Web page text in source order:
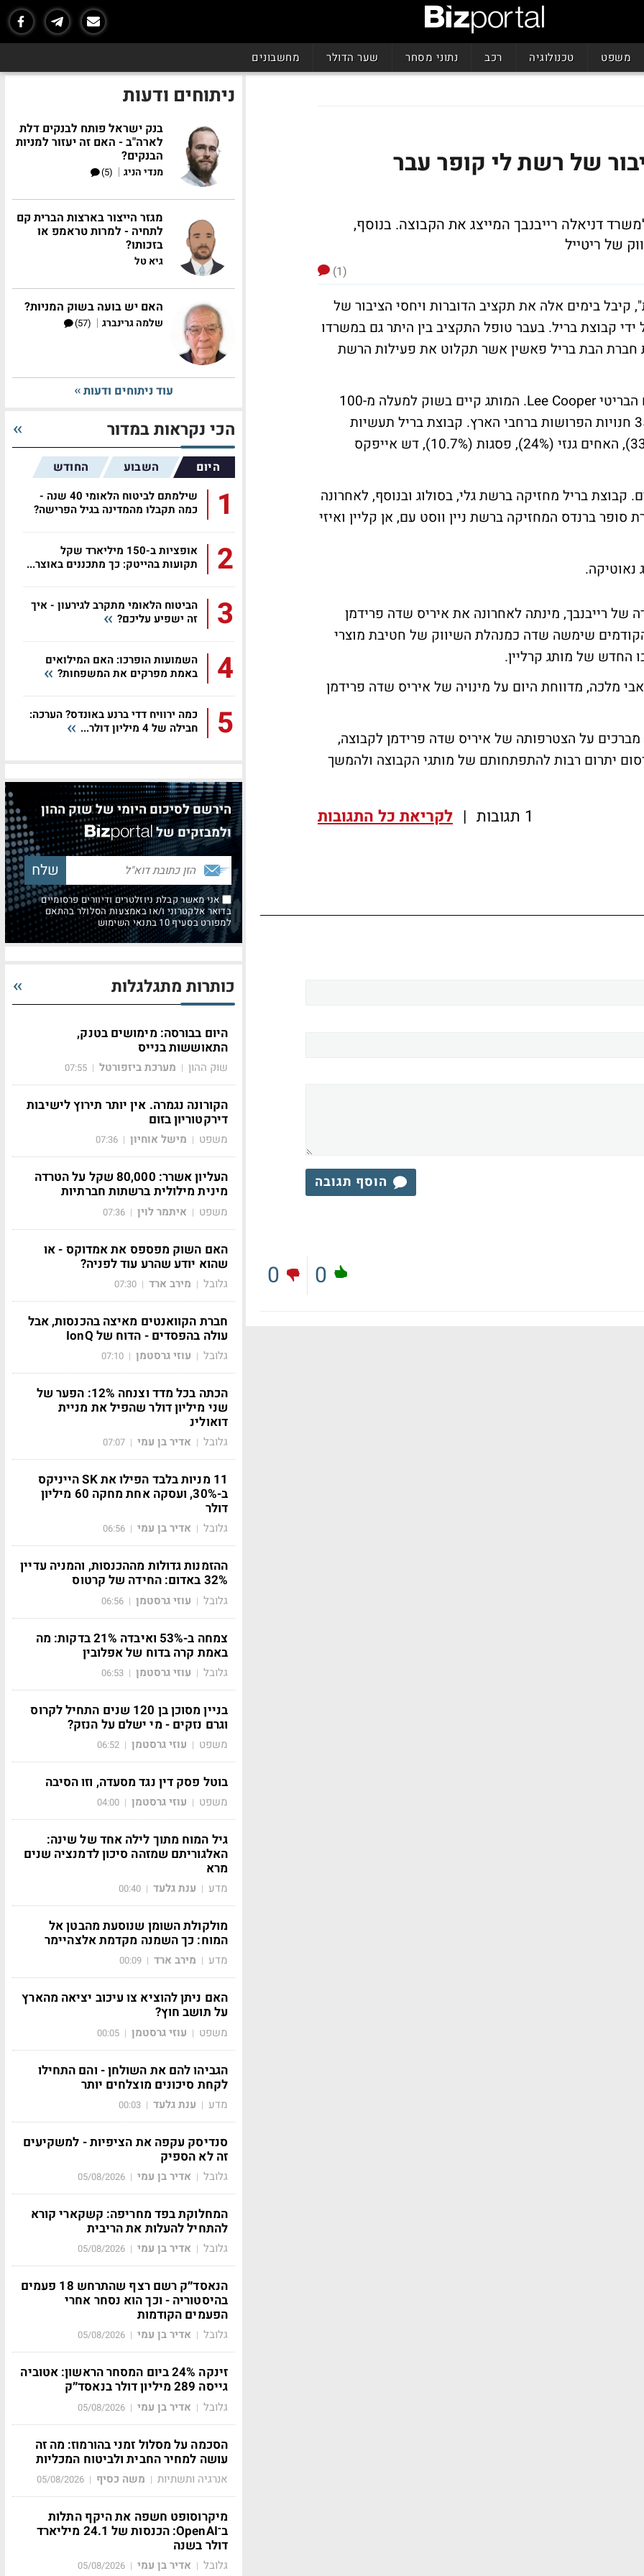
משפט טכנולוגיה רכב נתוני מסחר שער הדולר מחשבונים
של רשת לי קופר עבר
דניאלה רייבנבך המייצג את הקבוצה. בנוסף,
של ריטייל
(1)
קיבל בימים אלה את תקציב הדוברות ויחסי הציבור של
קבוצת בריל. בעבר טופל התקציב בין היתר גם במשרדו
חברת הבת בריל פאשין אשר תקלוט את פעילות הרשת
חברת "בריל פאשין" תחזיק את מותג הג'ינסים הבריטי Lee Cooper. המותג קיים בשוק למעלה מ-100
שנה ובישראל הוא קיים כבר 15 שנה וכולל 35 חנויות הפרושות ברחבי הארץ. קבוצת בריל תעשיות
נעליים הינה בבעלות משפחת בוסקילה (33.2%), האחים גנזי (24%), פסגות (10.7%), דש אייפקס
בריל מחזיקה ברשת גלי, בסולוג ובנוסף, לאחרונה
חברת סופר ברנדס המחזיקה ברשת ניין ווסט עם, אן קליין ואיזי
של רייבנבך, מינתה לאחרונה את איריס שדה פרידמן
שימשה שדה כמנהלת השיווק של חטיבת מוצרי
החדש של מותג קרליין.
מלכה, מדווחת היום על מינויה של איריס שדה פרידמן
מברכים על הצטרפותה של איריס שדה פרידמן לקבוצה,
יתרום רבות להתפתחותם של מותגי הקבוצה ולהמשך
1 תגובות | לקריאת כל התגובות
הוסף תגובה
0
0
ניתוחים ודעות
בנק ישראל פותח לבנקים דלת
לארה"ב - האם זה יעזור למניות
הבנקים?
מנדי הניג |
(5)
מגזר הייצור בארצות הברית קם
לתחיה - למרות טראמפ או
בזכותו?
גיא טל
האם יש בועה בשוק המניות?
שלמה גרינברג |
(57)
עוד ניתוחים ודעות
הכי נקראות במדור
היום השבוע החודש
1
שילמתם לביטוח הלאומי 40 שנה -
כמה תקבלו מהמדינה בגיל הפרישה?
2
אופציות ב-150 מיליארד שקל
תקועות בהייטק: כך מתכננים באוצר...
3
הביטוח הלאומי מתקרב לגירעון - איך
זה ישפיע עליכם?
4
השמועות הופרכו: האם המילואים
באמת מפרקים את המשפחות?
5
כמה ירוויח דדי ברנע באונדס? הערכה:
חבילה של 4 מיליון דולר...
הירשם לסיכום היומי של שוק ההון
ולמבזקים של
אני מאשר קבלת ניוזלטרים ודיוורים פרסומיים
בדואר אלקטרוני ו/או באמצעות הסלולר בהתאם
למפורט בסעיף 10 בתנאי השימוש
כותרות מתגלגלות
היום בבורסה: מימושים בטנק,
התאוששות בנייס
שוק ההון | מערכת ביזפורטל |
07:55
הקורונה נגמרה. אין יותר תירוץ לישיבות
דירקטוריון בזום
משפט | מישל אוחיון |
07:36
העליון אשרר: 80,000 שקל על הטרדה
מינית מילולית ברשתות חברתיות
משפט | איתמר לוין |
07:36
האם השוק מפספס את אמדוקס - או
שהוא יודע שהרע עוד לפניה?
גלובל | מירב ארד |
07:30
חברת הקוואנטים מאיצה בהכנסות, אבל
עולה בהפסדים - הדוח של IonQ
גלובל | עוזי גרסטמן |
07:10
הכתה בכל מדד וצנחה 12%: הפער של
שני מיליון דולר שהפיל את מניית
דואולינ
גלובל | אדיר בן עמי |
07:07
11 מניות בלבד הפילו את SK הייניקס
ב-30%, ועסקה אחת מחקה 60 מיליון
דולר
גלובל | אדיר בן עמי |
06:56
ההזמנות גדולות מההכנסות, והמניה עדיין
32% באדום: החידה של קרטוס
גלובל | עוזי גרסטמן |
06:56
צמחה ב-53% ואיבדה 21% בדקות: מה
באמת קרה בדוח של אפלובין
גלובל | עוזי גרסטמן |
06:53
בניין מסוכן בן 120 שנים התחיל לקרוס
וגרם נזקים - מי ישלם על הנזק?
משפט | עוזי גרסטמן |
06:52
בוטל פסק דין נגד מסעדה, וזו הסיבה
משפט | עוזי גרסטמן |
04:00
גיל המוח מתוך לילה אחד של שינה:
האלגוריתם שמזהה סיכון לדמנציה שנים
מרא
מדע | ענת גלעד |
00:40
מולקולת השומן שנוסעת מהבטן אל
המוח: כך השמנה מקדמת אלצהיימר
מדע | מירב ארד |
00:09
האם ניתן להוציא צו עיכוב יציאה מהארץ
על תושב חוץ?
משפט | עוזי גרסטמן |
00:05
הגביהו להם את השולחן - והם התחילו
לקחת סיכונים מוצלחים יותר
מדע | ענת גלעד |
00:03
סנדיסק עקפה את הציפיות - למשקיעים
זה לא הספיק
גלובל | אדיר בן עמי |
05/08/2026
המחלוקת בפד מחריפה: קשקארי קורא
להתחיל להעלות את הריבית
גלובל | אדיר בן עמי |
05/08/2026
הנאסד״ק רשם רצף שהתרחש 18 פעמים
בהיסטוריה - וכך הוא נסחר אחרי
הפעמים הקודמות
גלובל | אדיר בן עמי |
05/08/2026
זינקה 24% ביום המסחר הראשון: אטוביה
גייסה 289 מיליון דולר בנאסד״ק
גלובל | אדיר בן עמי |
05/08/2026
הסכמה על מסלול זמני בהורמוז: מה זה
עושה למחיר החבית ולביטוח המכליות
אנרגיה ותשתיות | משה כסיף |
05/08/2026
מיקרוסופט חשפה את היקף התלות
ב־OpenAI: הכנסות של 24.1 מיליארד
דולר בשנה
גלובל | אדיר בן עמי |
05/08/2026